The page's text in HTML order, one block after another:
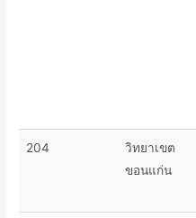
204
วิทยาเขต
ขอนแก่น